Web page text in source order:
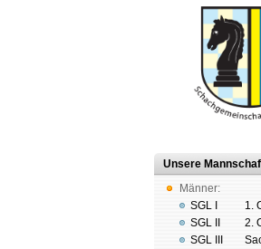
Unsere
Männer:
SGL I
SGL II
SGL III
1.
2.